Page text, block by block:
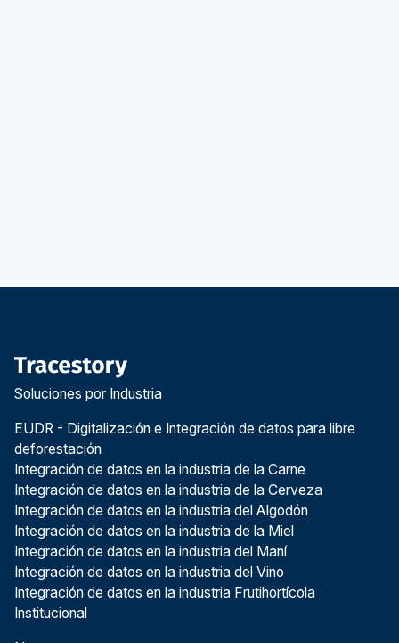
Soluciones por Industria
EUDR - Digitalización e Integración de datos para libre
deforestación
Integración de datos en la industria de la Carne
Integración de datos en la industria de la Cerveza
Integración de datos en la industria del Algodón
Integración de datos en la industria de la Miel
Integración de datos en la industria del Maní
Integración de datos en la industria del Vino
Integración de datos en la industria Frutihortícola
Institucional